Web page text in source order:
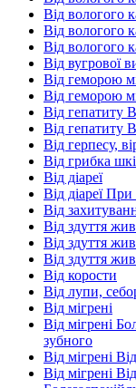
Від вологого
Від вологого
Від вологого
Від вугрової
Від геморою
Від геморою
Від гепатиту
Від гепатиту
Від герпесу,
Від грибка
Від діареї
Від діареї
Від
Від здуття
Від здуття
Від здуття
Від корости
Від лупи,
Від мігрені
Від мігрені
зубного
Від мігрені
Від мігрені